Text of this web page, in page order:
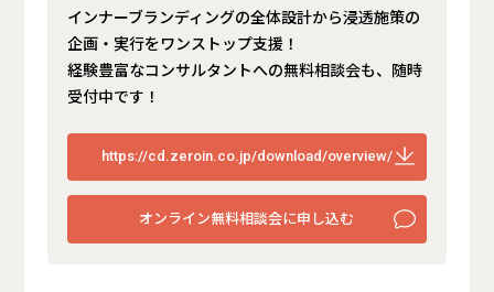
インナーブランディングの全体設計から浸透施策の
企画・実行をワンストップ支援！
経験豊富なコンサルタントへの無料相談会も、随時
受付中です！
https://cd.zeroin.co.jp/download/overview/
オンライン無料相談会に申し込む